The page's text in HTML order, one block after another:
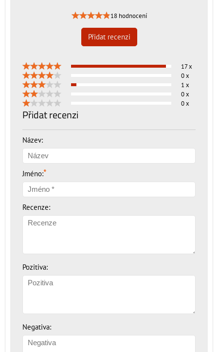
18 hodnocení
Přidat recenzi
17 x
0 x
1 x
0 x
0 x
Přidat recenzi
Název:
Jméno:*
Recenze:
Pozitiva:
Negativa: